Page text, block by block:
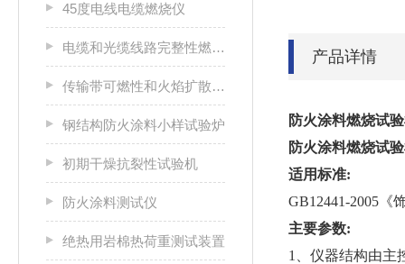
45度电线电缆燃烧仪
电缆和光缆线路完整性燃烧试验机
传输带可燃性和火焰扩散特性测试仪
钢结构防火涂料小样试验炉
初期干燥抗裂性试验机
防火涂料测试仪
绝热用岩棉热荷重测试装置
产品详情
防火涂料燃烧试
防火涂料燃烧试
适用标准:
GB12441-2005《
主要参数:
1、仪器结构由主